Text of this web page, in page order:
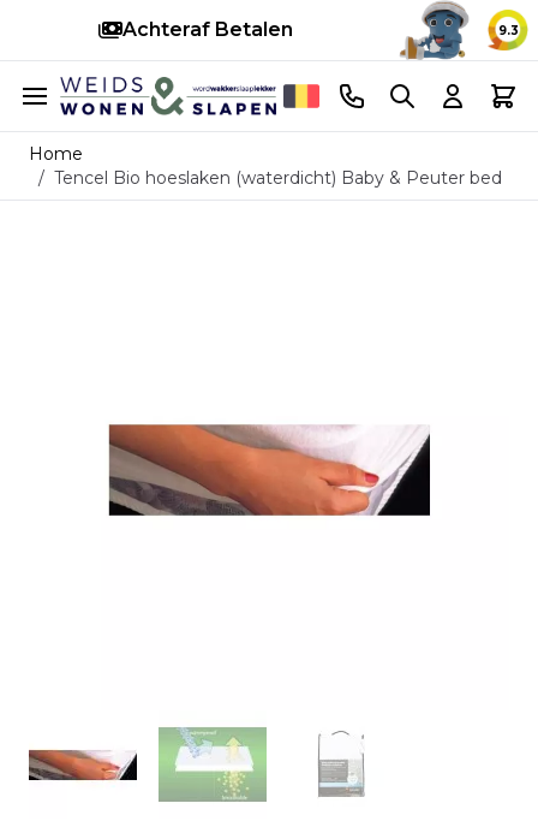
Achteraf Betalen 9.3
Ga naar de inhoud
Telefoonnummer
Search Cart
Home
/ Tencel Bio hoeslaken (waterdicht) Baby & Peuter bed